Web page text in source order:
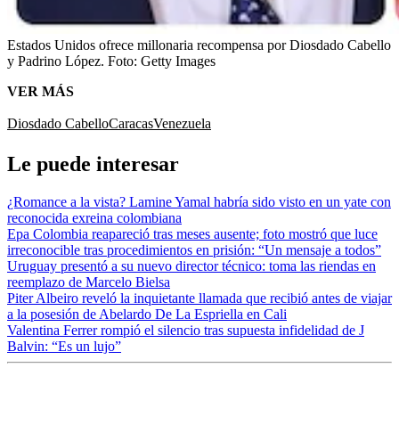
Estados Unidos ofrece millonaria recompensa por Diosdado Cabello
y Padrino López. Foto: Getty Images
VER MÁS
Diosdado CabelloCaracasVenezuela
Le puede interesar
¿Romance a la vista? Lamine Yamal habría sido visto en un yate con
reconocida exreina colombiana
Epa Colombia reapareció tras meses ausente; foto mostró que luce
irreconocible tras procedimientos en prisión: “Un mensaje a todos”
Uruguay presentó a su nuevo director técnico: toma las riendas en
reemplazo de Marcelo Bielsa
Piter Albeiro reveló la inquietante llamada que recibió antes de viajar
a la posesión de Abelardo De La Espriella en Cali
Valentina Ferrer rompió el silencio tras supuesta infidelidad de J
Balvin: “Es un lujo”